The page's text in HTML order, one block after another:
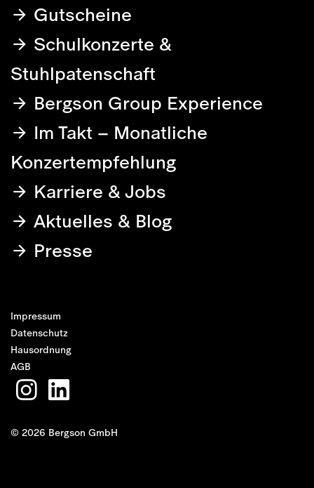
Gutscheine
Schulkonzerte &
Stuhlpatenschaft
Bergson Group Experience
Im Takt – Monatliche
Konzertempfehlung
Karriere & Jobs
Aktuelles & Blog
Presse
© 2026 Bergson GmbH
Impressum
Datenschutz
Hausordnung
AGB